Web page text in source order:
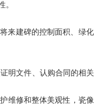
。
建碑的控制面积、绿
文件、认购合同的相
修和整体美观性，瓷